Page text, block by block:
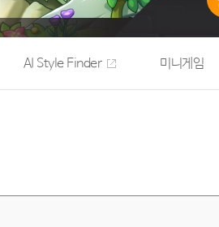
AI Style Finder 미니게임